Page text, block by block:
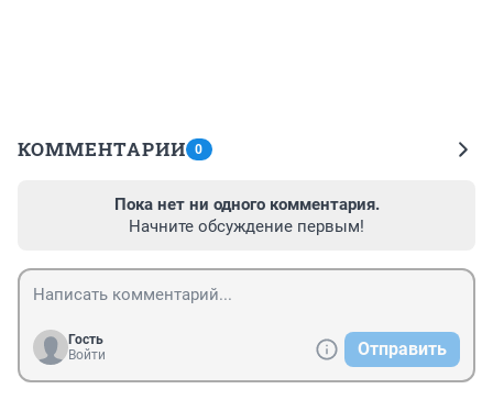
КОММЕНТАРИИ 0
Пока нет ни одного комментария.
Начните обсуждение первым!
Гость
Войти
Отправить